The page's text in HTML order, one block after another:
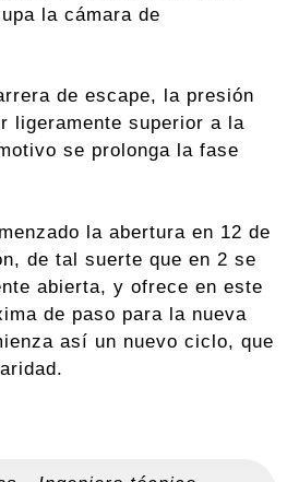
la cámara de
de escape, la presión
ligeramente superior a la
se prolonga la fase
la abertura en 12 de
de tal suerte que en 2 se
abierta, y ofrece en este
de paso para la nueva
así un nuevo ciclo, que